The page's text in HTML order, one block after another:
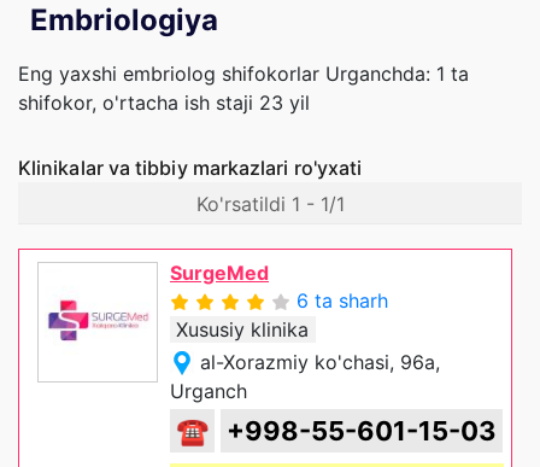
Embriologiya
Eng yaxshi embriolog shifokorlar Urganchda: 1 ta
shifokor, o'rtacha ish staji 23 yil
Klinikalar va tibbiy markazlari ro'yxati
Ko'rsatildi 1 - 1/1
SurgeMed
6 ta sharh
Xususiy klinika
al-Xorazmiy ko'chasi, 96a,
Urganch
☎ +998-55-601-15-03